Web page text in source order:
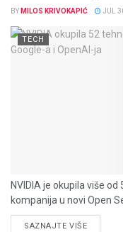
BY MILOS KRIVOKAPIĆ JUL
TECH
NVIDIA je okupila više
kompanija u novi Open
SAZNAJTE VIŠEDETAILS